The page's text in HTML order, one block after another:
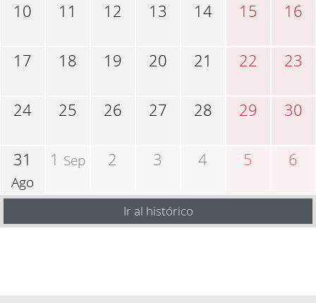
10 11 12 13 14 15 16
17 18 19 20 21 22 23
24 25 26 27 28 29 30
31
Ago
1 Sep 2 3 4 5 6
Ir al histórico